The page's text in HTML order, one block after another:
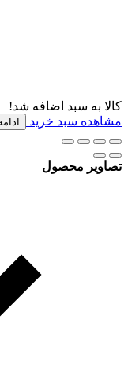
کالا به سبد اضافه شد!
مشاهده سبد خرید
تصاویر محصول